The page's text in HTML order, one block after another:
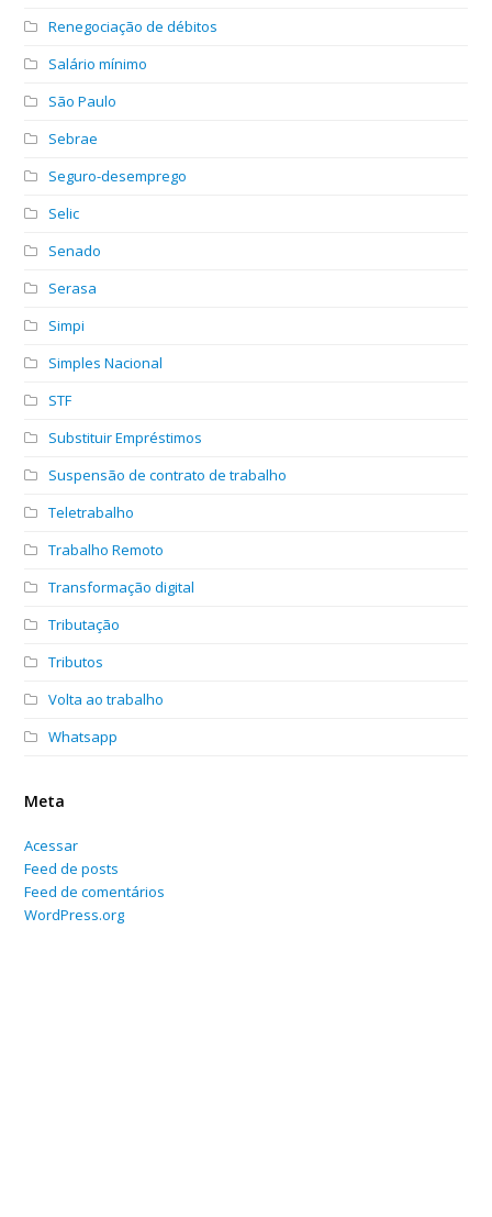
Renegociação de débitos
Salário mínimo
São Paulo
Sebrae
Seguro-desemprego
Selic
Senado
Serasa
Simpi
Simples Nacional
STF
Substituir Empréstimos
Suspensão de contrato de trabalho
Teletrabalho
Trabalho Remoto
Transformação digital
Tributação
Tributos
Volta ao trabalho
Whatsapp
Meta
Acessar
Feed de posts
Feed de comentários
WordPress.org